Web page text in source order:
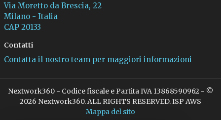
Via Moretto da Brescia, 22
Milano - Italia
CAP 20133
Contatti
Contatta il nostro team per maggiori informazioni
Nextwork360 - Codice fiscale e Partita IVA 13868590962 - ©
2026 Nextwork360. ALL RIGHTS RESERVED. ISP AWS
Mappa del sito